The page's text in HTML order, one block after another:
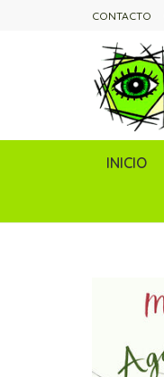
CONTACTO
INICIO